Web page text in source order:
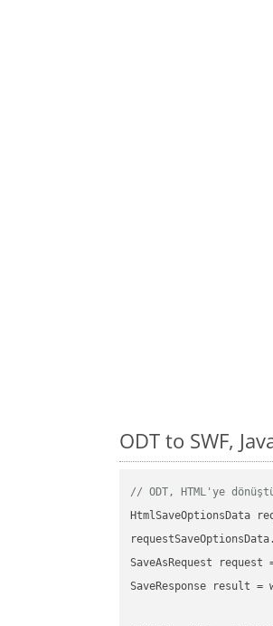
ODT to SWF,
// ODT, HTML'ye
HtmlSaveOptionsData
SaveAsRequest request
SaveResponse result =